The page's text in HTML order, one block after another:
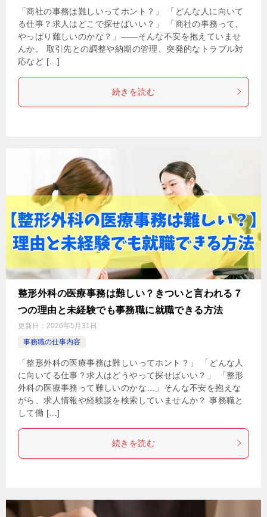
「商社の事務は難しいってホント？」 「どんな人に向いて
る仕事？求人はどこで探せばいい？」 「商社の事務って、
やっぱり難しいのかな？」——そんな不安を抱えていませ
んか。 取引先との調整や納期の管理、突発的なトラブル対
応など […]
続きを読む
整形外科の医療事務は難しい？きついと言われる７
つの理由と未経験でも事務職に就職できる方法
更新日： 2026年5月31日
事務職の仕事内容
「整形外科の医療事務は難しいってホント？」 「どんな人
に向いてる仕事？求人はどうやって探せばいい？」 「整形
外科の医療事務って難しいのかな…」そんな不安を抱えな
がら、求人情報や経験談を検索していませんか？ 事務職と
して働 […]
続きを読む